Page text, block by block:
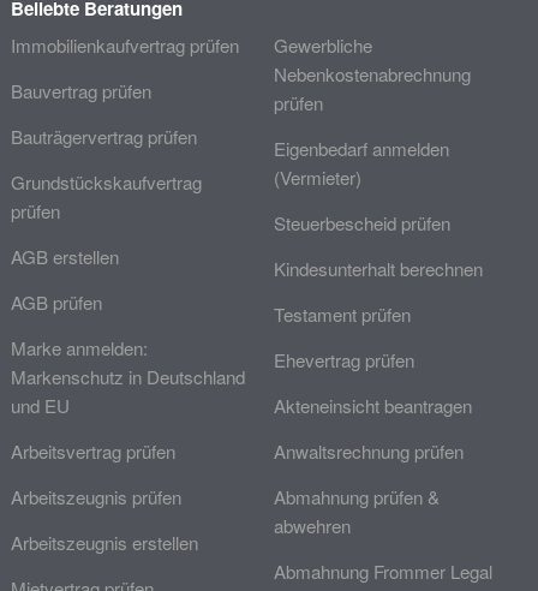
Beliebte Beratungen
Immobilienkaufvertrag prüfen
Bauvertrag prüfen
Bauträgervertrag prüfen
Grundstückskaufvertrag
prüfen
AGB erstellen
AGB prüfen
Marke anmelden:
Markenschutz in Deutschland
und EU
Arbeitsvertrag prüfen
Arbeitszeugnis prüfen
Arbeitszeugnis erstellen
Gewerbliche
Nebenkostenabrechnung
prüfen
Eigenbedarf anmelden
(Vermieter)
Steuerbescheid prüfen
Kindesunterhalt berechnen
Testament prüfen
Ehevertrag prüfen
Akteneinsicht beantragen
Anwaltsrechnung prüfen
Abmahnung prüfen &
abwehren
Abmahnung Frommer Legal